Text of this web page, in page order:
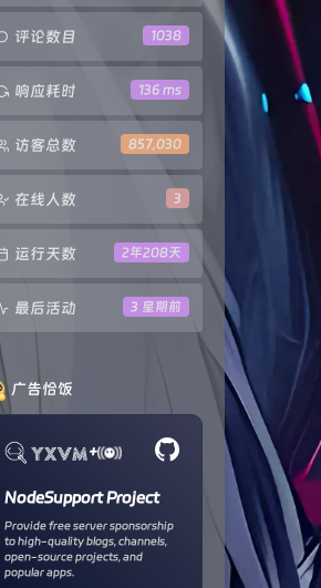
1038
评论数目
136 ms
响应耗时
857,030
访客总数
3
在线人数
2年208天
运行天数
3 星期前
最后活动
广告恰饭
+
NodeSupport Project
Provide free server sponsorship
to high-quality blogs, channels,
open-source projects, and
popular apps.